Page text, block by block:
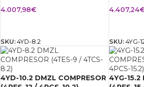
4.007,98€
SKU: 4YD-8.2
4.407,24
SKU: 4YG-
4YD-10.2 DMZL COMPRESOR 4YG-15.2